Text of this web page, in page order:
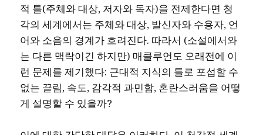
적 틀(주체와 대상, 저자와 독자)을 전제한다면 청
각의 세계에서는 주체와 대상, 발신자와 수용자, 언
어와 소음의 경계가 흐려진다. 따라서 (소설에서와
는 다른 맥락이긴 하지만) 매클루언도 오래전에 이
런 문제를 제기했다: 근대적 지식의 틀로 포섭할 수
없는 끌림, 속도, 감각적 과민함, 혼란스러움을 어떻
게 설명할 수 있을까?